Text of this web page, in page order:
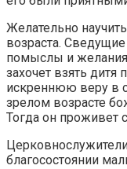
Желательно
возраста.
помыслы и желания
захочет взять дитя
искреннюю веру в
зрелом возрасте
Тогда он проживет
благосостоянии